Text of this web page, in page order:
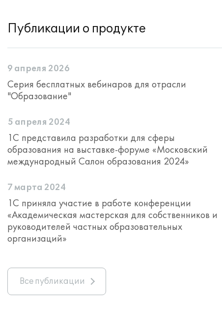
Публикации о продукте
9 апреля 2026
Серия бесплатных вебинаров для отрасли
"Образование"
5 апреля 2024
1С представила разработки для сферы
образования на выставке-форуме «Московский
международный Салон образования 2024»
7 марта 2024
1С приняла участие в работе конференции
«Академическая мастерская для собственников и
руководителей частных образовательных
организаций»
Все публикации